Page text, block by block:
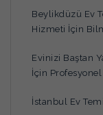
Beylikdüzü Ev
Hizmeti İçin
Evinizi Baştan
İçin
İstanbul Ev